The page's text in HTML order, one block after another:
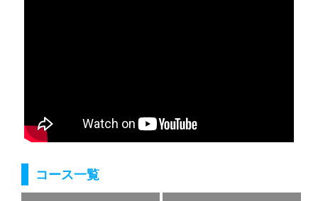
基礎科_油画コースの橘 貴紀先生の個展に行ってきました🎨🖌️
コース一覧